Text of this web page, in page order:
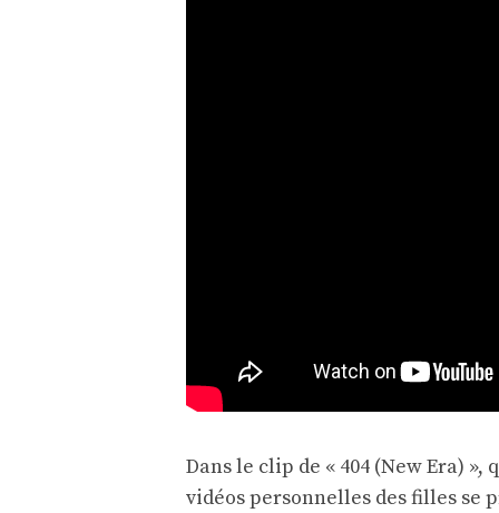
Dans le clip de « 404 (New Era)
vidéos personnelles des filles se